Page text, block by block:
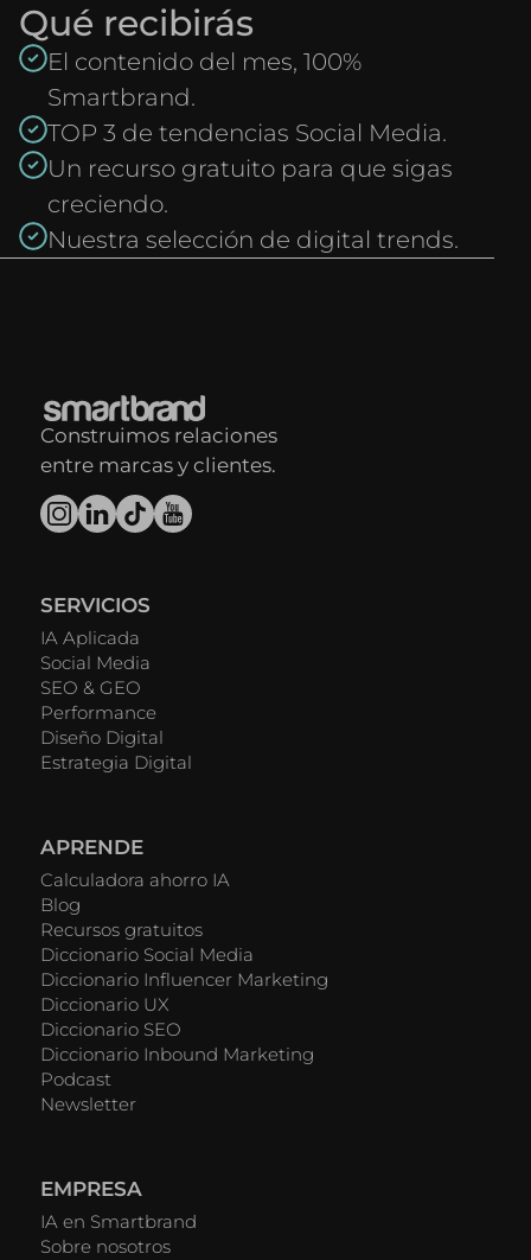
Qué recibirás
El contenido del mes, 100%
Smartbrand.
TOP 3 de tendencias Social Media.
Un recurso gratuito para que sigas
creciendo.
Nuestra selección de digital trends.
Construimos relaciones
entre marcas y clientes.
SERVICIOS
IA Aplicada
Social Media
SEO & GEO
Performance
Diseño Digital
Estrategia Digital
APRENDE
Calculadora ahorro IA
Blog
Recursos gratuitos
Diccionario Social Media
Diccionario Influencer Marketing
Diccionario UX
Diccionario SEO
Diccionario Inbound Marketing
Podcast
Newsletter
EMPRESA
IA en Smartbrand
Sobre nosotros